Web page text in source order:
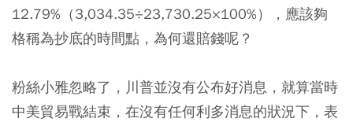
12.79%（3,034.35÷23,730.25×100%），應該夠
格稱為抄底的時間點，為何還賠錢呢？
粉絲小雅忽略了，川普並沒有公布好消息，就算當時
中美貿易戰結束，在沒有任何利多消息的狀況下，表